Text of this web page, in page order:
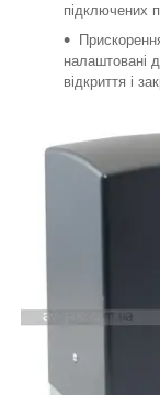
підключених
налаштовані
відкриття і